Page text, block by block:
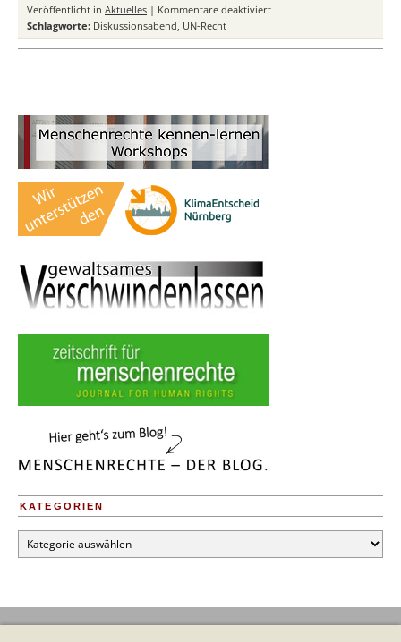
Veröffentlicht in Aktuelles | Kommentare deaktiviertfür
UN-
Schlagworte: Diskussionsabend, UN-Recht
KATEGORIEN
Kategorien